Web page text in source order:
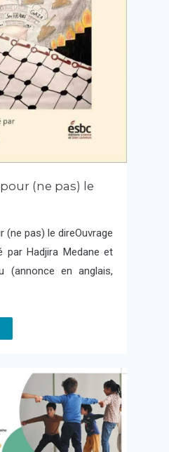
(ne pas) le
(ne pas) le direOuvrage
par Hadjira Medane et
(annonce en anglais,